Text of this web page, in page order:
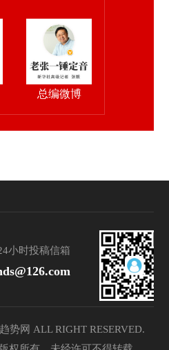
总编微博
小时投稿信箱
势网 ALL RIGHT RESERVED.